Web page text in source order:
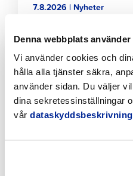
Denna webbplats
Vi använder cookies och
hålla alla tjänster säkra,
använder sidan. Du väljer
dina sekretessinställningar
vår dataskyddsbeskrivning
7.8.2026 | Nyheter
Klicka
att
läsa
artikeln